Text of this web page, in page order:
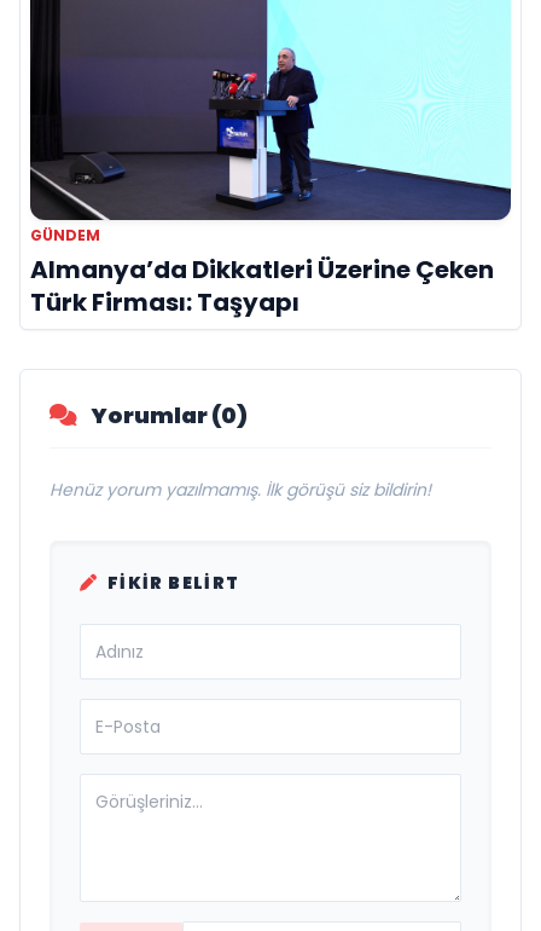
GÜNDEM
Almanya’da Dikkatleri Üzerine Çeken
Türk Firması: Taşyapı
Yorumlar (0)
Henüz yorum yazılmamış. İlk görüşü siz bildirin!
FIKIR BELIRT